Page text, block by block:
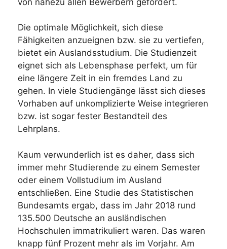
Die optimale Möglichkeit, sich diese
Fähigkeiten anzueignen bzw. sie zu vertiefen,
bietet ein Auslandsstudium. Die Studienzeit
eignet sich als Lebensphase perfekt, um für
eine längere Zeit in ein fremdes Land zu
gehen. In viele Studiengänge lässt sich dieses
Vorhaben auf unkomplizierte Weise integrieren
bzw. ist sogar fester Bestandteil des
Lehrplans.
Kaum verwunderlich ist es daher, dass sich
immer mehr Studierende zu einem Semester
oder einem Vollstudium im Ausland
entschließen. Eine Studie des Statistischen
Bundesamts ergab, dass im Jahr 2018 rund
135.500 Deutsche an ausländischen
Hochschulen immatrikuliert waren. Das waren
knapp fünf Prozent mehr als im Vorjahr. Am